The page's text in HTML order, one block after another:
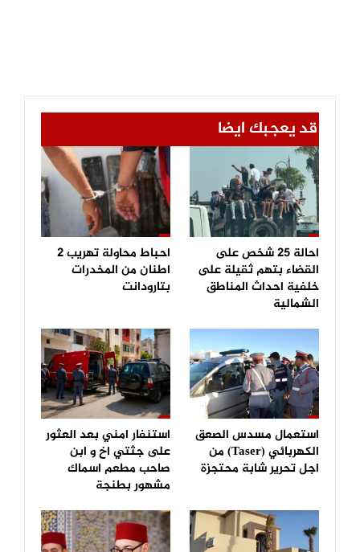
قد يعجبك ايضا
احالة 25 شخص على
القضاء بتهم ثقيلة على
خلفية احداث المناطق
الشمالية
احباط محاولة تهريب 2
اطنان من المخدرات
بتارودانت
استعمال مسدس الصعق
الكهربائي (Taser) من
اجل تحرير شابة محتجزة
استنفار امني بعد العثور
على جثتي اخ و ابن
صاحب مطعم اسماك
مشهور بطنجة